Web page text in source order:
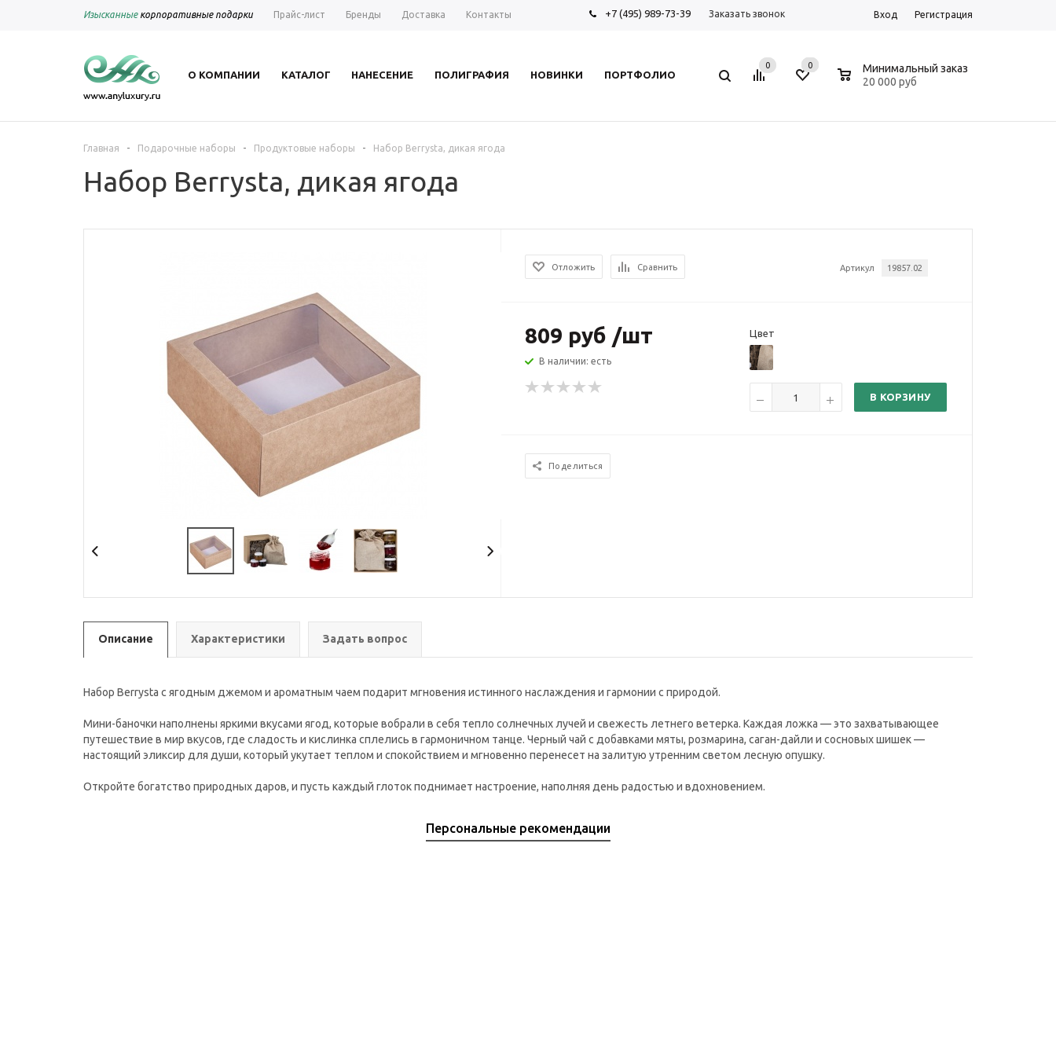
Изысканныекорпоративные подарки Прайс-лист Бренды Доставка Контакты +7 (495) 989-73-39 Заказать звонок Вход Регистрация
О КОМПАНИИ КАТАЛОГ НАНЕСЕНИЕ ПОЛИГРАФИЯ НОВИНКИ ПОРТФОЛИО
0 0
Минимальный заказ
20 000 руб
Главная - Подарочные наборы - Продуктовые наборы - Набор Berrysta, дикая ягода
Набор Berrysta, дикая ягода
Артикул 19857.02
Отложить Сравнить
809 руб /шт
В наличии: есть
Цвет
В КОРЗИНУ
Поделиться
Описание Характеристики Задать вопрос
Набор Berrysta с ягодным джемом и ароматным чаем подарит мгновения истинного наслаждения и гармонии с природой.
Мини-баночки наполнены яркими вкусами ягод, которые вобрали в себя тепло солнечных лучей и свежесть летнего ветерка. Каждая ложка — это захватывающее
путешествие в мир вкусов, где сладость и кислинка сплелись в гармоничном танце. Черный чай с добавками мяты, розмарина, саган-дайли и сосновых шишек —
настоящий эликсир для души, который укутает теплом и спокойствием и мгновенно перенесет на залитую утренним светом лесную опушку.
Откройте богатство природных даров, и пусть каждый глоток поднимает настроение, наполняя день радостью и вдохновением.
Персональные рекомендации